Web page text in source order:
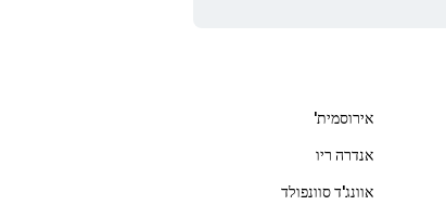
אירוסמית'
אנדרה ריו
אוונג'ד סוונפולד